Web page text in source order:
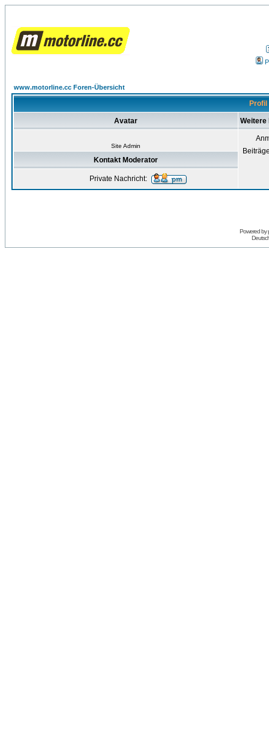
www.motorline.cc Foren-Übersicht
Avatar Weitere
Site Admin
Kontakt Moderator
Private Nachricht:
Powered by